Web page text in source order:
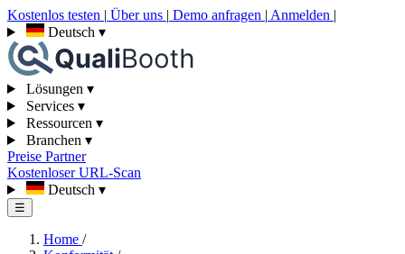
Kostenlos testen | Über uns | Demo anfragen | Anmelden |
Deutsch ▾
Lösungen ▾
Services ▾
Ressourcen ▾
Branchen ▾
Preise Partner
Kostenloser URL-Scan
Deutsch ▾
☰
Home /